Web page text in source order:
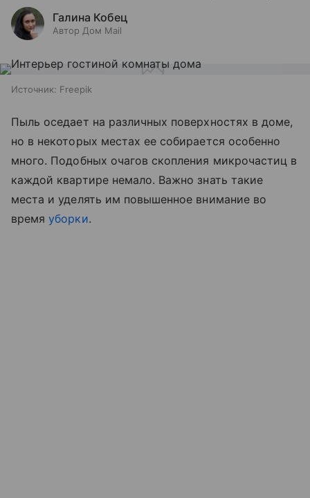
Галина Кобец
Автор Дом Mail
Источник: Freepik
Пыль оседает на различных поверхностях в доме,
но в некоторых местах ее собирается особенно
много. Подобных очагов скопления микрочастиц в
каждой квартире немало. Важно знать такие
места и уделять им повышенное внимание во
времяуборки.